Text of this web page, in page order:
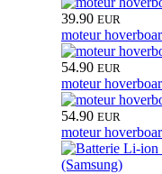
39.90 EUR
moteur
54.90 EUR
moteur
54.90 EUR
moteur